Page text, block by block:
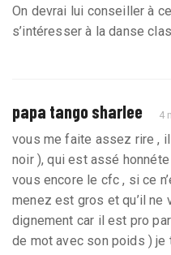
On devrai lui conseiller à
s’intéresser à la danse
papa tango sharlee 4
vous me faite assez rire ,
noir ), qui est assé
vous encore le cfc , si ce
menez est gros et qu’il ne
dignement car il est pro
de mot avec son poids ) je